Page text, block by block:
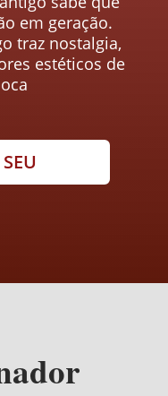
em geração.
traz nostalgia,
estéticos de